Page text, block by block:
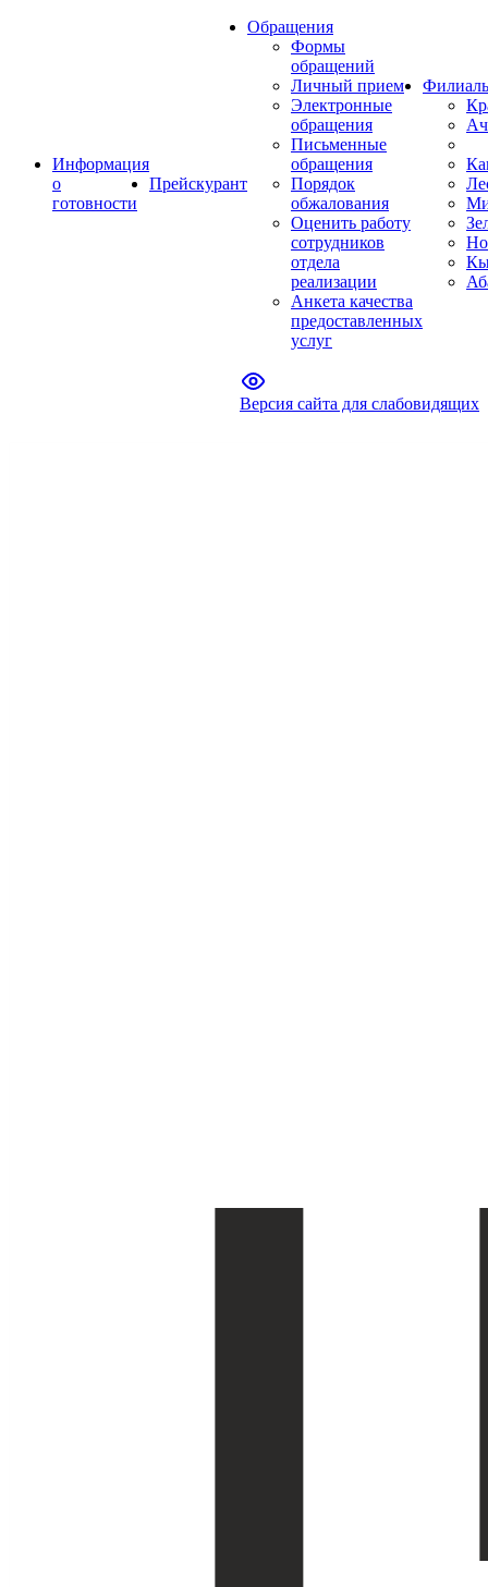
Информация
о
готовности
Прейскурант
Обращения
Формы
обращений
Личный прием
Электронные
обращения
Письменные
обращения
Порядок
обжалования
Оценить работу
сотрудников
отдела
реализации
Анкета качества
предоставленных
услуг
Версия сайта для слабовидящих